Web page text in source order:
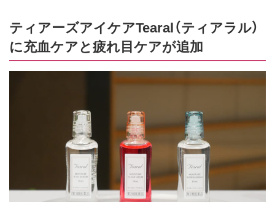
ティアーズアイケアTearal（ティアラル）
に充血ケアと疲れ目ケアが追加